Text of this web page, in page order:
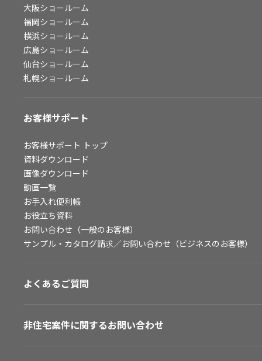
大阪ショールーム
福岡ショールーム
横浜ショールーム
広島ショールーム
仙台ショールーム
札幌ショールーム
お客様サポート
お客様サポート トップ
資料ダウンロード
画像ダウンロード
動画一覧
お手入れ便利帳
お役立ち資料
お問い合わせ（一般のお客様）
サンプル・カタログ請求／お問い合わせ（ビジネスのお客様）
よくあるご質問
非住宅案件に関するお問い合わせ